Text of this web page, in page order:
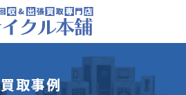
買取事例